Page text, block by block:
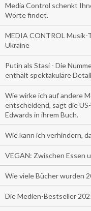
Media Control schenkt
Worte findet.
MEDIA CONTROL Musik-
Ukraine
Putin als Stasi - Die
enthält spektakuläre
Wie wirke ich auf andere
entscheidend, sagt die
Edwards in ihrem Buch.
Wie kann ich verhindern,
VEGAN: Zwischen Essen
Wie viele Bücher wurden
Die Medien-Bestseller